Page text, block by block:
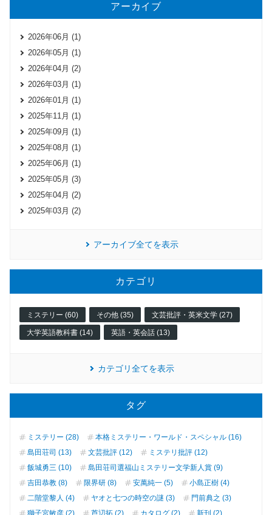
アーカイブ
2026年06月 (1)
2026年05月 (1)
2026年04月 (2)
2026年03月 (1)
2026年01月 (1)
2025年11月 (1)
2025年09月 (1)
2025年08月 (1)
2025年06月 (1)
2025年05月 (3)
2025年04月 (2)
2025年03月 (2)
アーカイブ全てを表示
カテゴリ
ミステリー (60) その他 (35) 文芸批評・英米文学 (27)
大学英語教科書 (14) 英語・英会話 (13)
カテゴリ全てを表示
タグ
ミステリー (28)
本格ミステリー・ワールド・スペシャル (16)
島田荘司 (13)
文芸批評 (12)
ミステリ批評 (12)
飯城勇三 (10)
島田荘司選福山ミステリー文学新人賞 (9)
吉田恭教 (8)
限界研 (8) 安萬純一 (5)
小島正樹 (4)
二階堂黎人 (4)
ヤオと七つの時空の謎 (3)
門前典之 (3)
獅子宮敏彦 (2)
芦辺拓 (2) カタログ (2) 新刊 (2)